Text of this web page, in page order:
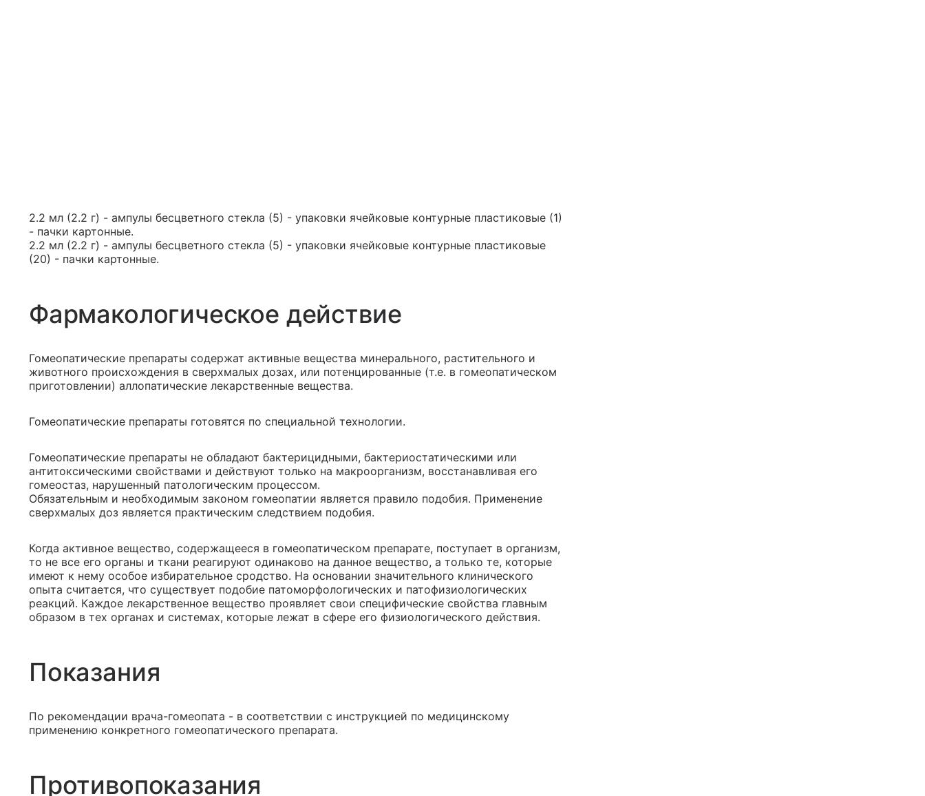
2.2 мл (2.2 г) - ампулы бесцветного стекла (5) - упаковки ячейковые контурные пластиковые (1)
- пачки картонные.
2.2 мл (2.2 г) - ампулы бесцветного стекла (5) - упаковки ячейковые контурные пластиковые
(20) - пачки картонные.
Фармакологическое действие
Гомеопатические препараты содержат активные вещества минерального, растительного и
животного происхождения в сверхмалых дозах, или потенцированные (т.е. в гомеопатическом
приготовлении) аллопатические лекарственные вещества.
Гомеопатические препараты готовятся по специальной технологии.
Гомеопатические препараты не обладают бактерицидными, бактериостатическими или
антитоксическими свойствами и действуют только на макроорганизм, восстанавливая его
гомеостаз, нарушенный патологическим процессом.
Обязательным и необходимым законом гомеопатии является правило подобия. Применение
сверхмалых доз является практическим следствием подобия.
Когда активное вещество, содержащееся в гомеопатическом препарате, поступает в организм,
то не все его органы и ткани реагируют одинаково на данное вещество, а только те, которые
имеют к нему особое избирательное сродство. На основании значительного клинического
опыта считается, что существует подобие патоморфологических и патофизиологических
реакций. Каждое лекарственное вещество проявляет свои специфические свойства главным
образом в тех органах и системах, которые лежат в сфере его физиологического действия.
Показания
По рекомендации врача-гомеопата - в соответствии с инструкцией по медицинскому
применению конкретного гомеопатического препарата.
Противопоказания